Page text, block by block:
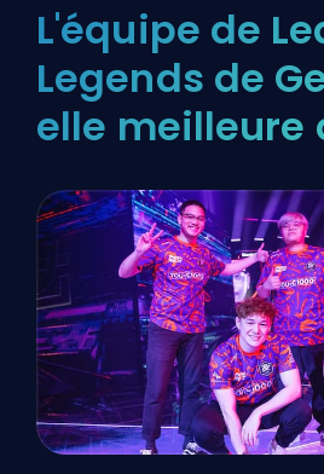
L'équipe de
Legends de
elle meilleure